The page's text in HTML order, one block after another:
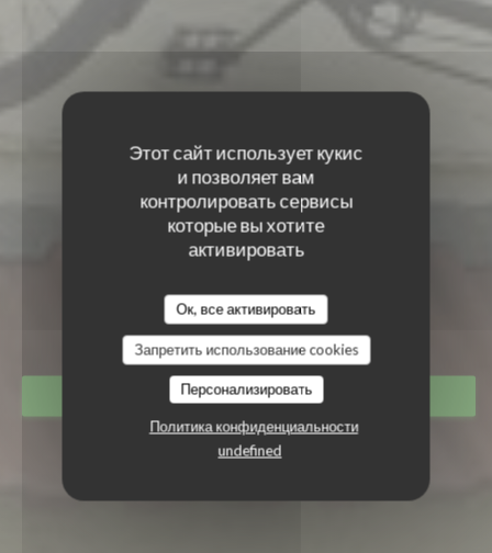
Этот сайт использует кукис
и позволяет вам
контролировать сервисы
которые вы хотите
активировать
Ок, все активировать
Запретить использование cookies
Персонализировать
Политика конфиденциальности
undefined
LE TANDEM À SANTES
LE TANDEM À SANTES
РЕСТОРАН|SANTES
ЗАБРОНИРОВАТЬ СТОЛИК